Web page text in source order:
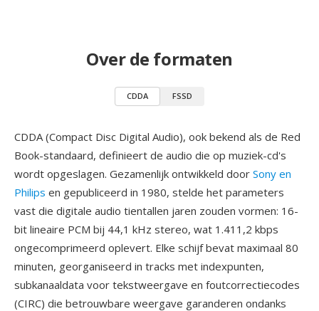
Over de formaten
CDDA FSSD
CDDA (Compact Disc Digital Audio), ook bekend als de Red
Book-standaard, definieert de audio die op muziek-cd's
wordt opgeslagen. Gezamenlijk ontwikkeld door Sony en
Philips en gepubliceerd in 1980, stelde het parameters
vast die digitale audio tientallen jaren zouden vormen: 16-
bit lineaire PCM bij 44,1 kHz stereo, wat 1.411,2 kbps
ongecomprimeerd oplevert. Elke schijf bevat maximaal 80
minuten, georganiseerd in tracks met indexpunten,
subkanaaldata voor tekstweergave en foutcorrectiecodes
(CIRC) die betrouwbare weergave garanderen ondanks